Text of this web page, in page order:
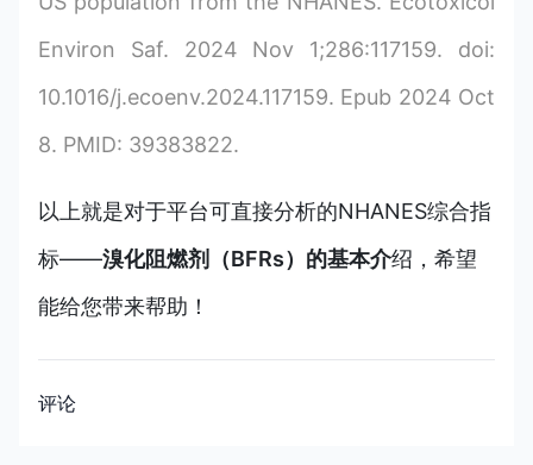
Environ Saf. 2024 Nov 1;286:117159. doi:
10.1016/j.ecoenv.2024.117159. Epub 2024 Oct
8. PMID: 39383822.
以上就是对于平台可直接分析的NHANES综合指
标——溴化阻燃剂（BFRs） 的基本介绍，希望
能给您带来帮助！
评论